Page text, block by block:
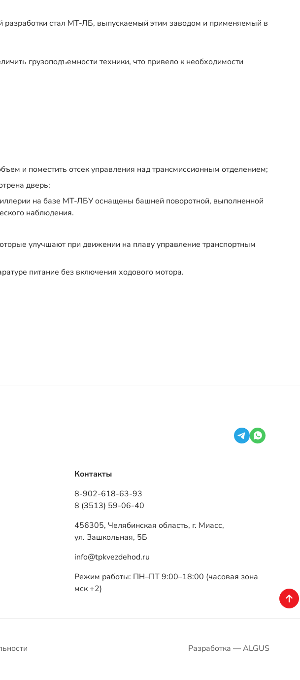
разработки стал МТ-ЛБ, выпускаемый этим заводом и применяемый в
грузоподъемности техники, что привело к необходимости
и поместить отсек управления над трансмиссионным отделением;
дверь;
на базе МТ-ЛБУ оснащены башней поворотной, выполненной
наблюдения.
улучшают при движении на плаву управление транспортным
питание без включения ходового мотора.
Контакты
8-902-618-63-93
8 (3513) 59-06-40
456305, Челябинская область, г. Миасс,
ул. Зашкольная, 5Б
info@tpkvezdehod.ru
Режим работы: ПН–ПТ 9:00–18:00 (часовая зона
мск +2)
Разработка — ALGUS